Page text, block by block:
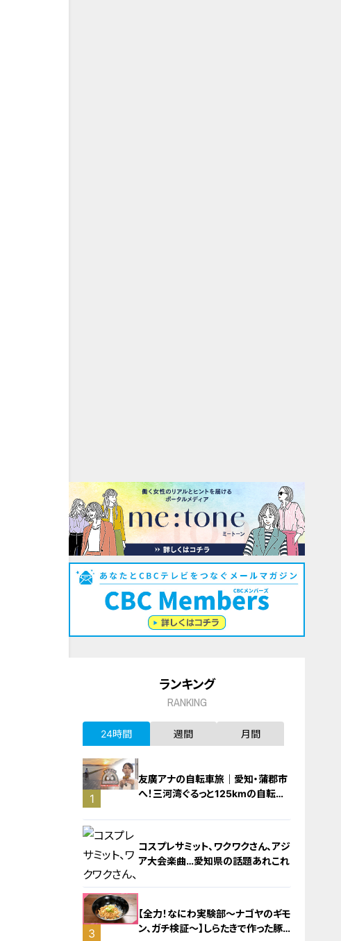
ランキング
RANKING
24時間 週間 月間
1
友廣アナの自転車旅｜愛知・蒲郡市
へ！三河湾ぐるっと125kmの自転車
コスプレサミット、ワクワクさん、アジ
ア大会楽曲…愛知県の話題あれこれ
3
【全力！なにわ実験部～ナゴヤのギモ
ン、ガチ検証～】しらたきで作った豚